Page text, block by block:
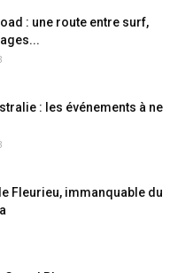
: une route entre surf,
: les événements à ne
Fleurieu, immanquable du